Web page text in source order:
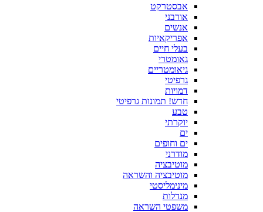
אבסטרקט
אורבני
אנשים
אפריקאיות
בעלי חיים
גאומטרי
גיאומטריים
גרפיטי
דמויות
חדש! תמונות גרפיטי
טבע
יוקרתי
ים
ים וחופים
מודרני
מוטיבציה
מוטיבציה והשראה
מינימליסטי
מנדלות
משפטי השראה